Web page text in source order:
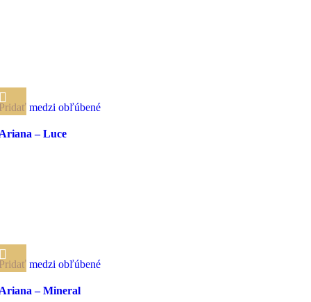
medzi obľúbené
– Luce
medzi obľúbené
– Mineral